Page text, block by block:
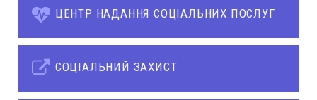
ЦЕНТР НАДАННЯ СОЦІАЛЬНИХ ПОСЛУГ
СОЦІАЛЬНИЙ ЗАХИСТ